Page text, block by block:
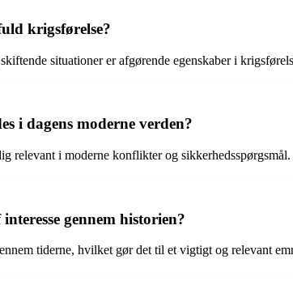
krigsførelse?
situationer er afgørende egenskaber i
i dagens moderne verden?
relevant i moderne konflikter og sikkerhedsspørgsmål.
gennem historien?
tiderne, hvilket gør det til et vigtigt og relevant